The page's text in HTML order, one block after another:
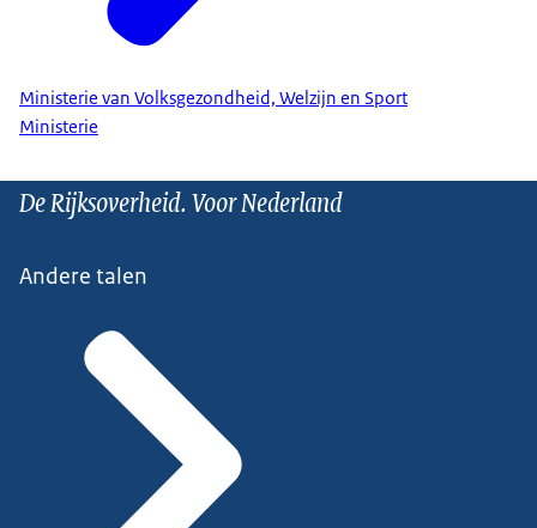
Ministerie van Volksgezondheid, Welzijn en Sport
Ministerie
De Rijksoverheid. Voor Nederland
Andere talen